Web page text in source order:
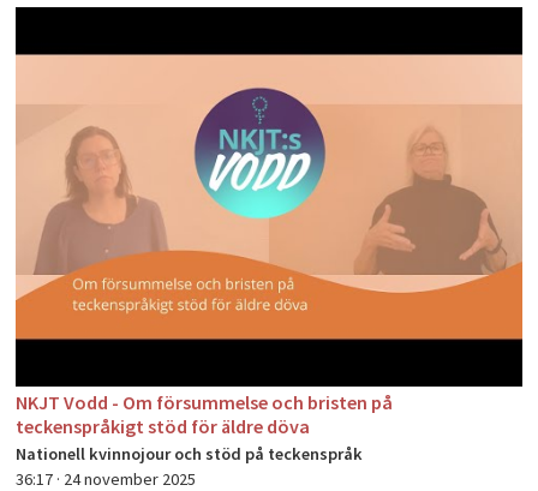
NKJT Vodd - Om försummelse och bristen på
teckenspråkigt stöd för äldre döva
Nationell kvinnojour och stöd på teckenspråk
36:17 · 24 november 2025